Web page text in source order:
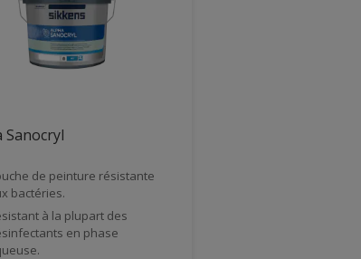
Sanocryl
de peinture résistante
bactéries.
à la plupart des
en phase